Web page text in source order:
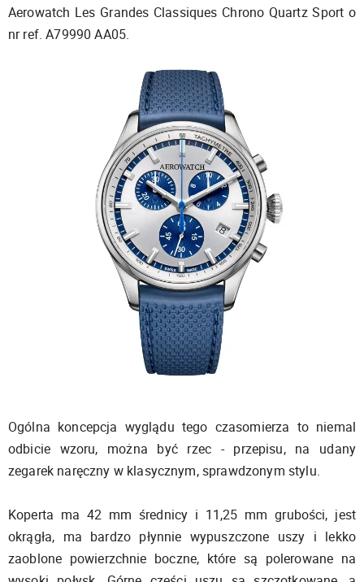
Aerowatch Les Grandes Classiques Chrono Quartz Sport o
nr ref. A79990 AA05.
Ogólna koncepcja wyglądu tego czasomierza to niemal
odbicie wzoru, można być rzec - przepisu, na udany
zegarek naręczny w klasycznym, sprawdzonym stylu.
Koperta ma 42 mm średnicy i 11,25 mm grubości, jest
okrągła, ma bardzo płynnie wypuszczone uszy i lekko
zaoblone powierzchnie boczne, które są polerowane na